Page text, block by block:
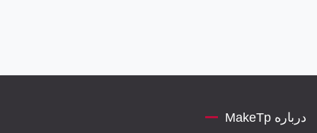
درباره MakeTp